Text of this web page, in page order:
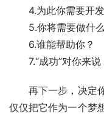
4.为此你需要开发
5.你将需要做什么
6.谁能帮助你？
7.“成功”对你来说
再下一步，决定你
仅仅把它作为一个梦